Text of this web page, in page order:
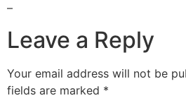
–
Leave a Reply
Your email address will not be
fields are marked *